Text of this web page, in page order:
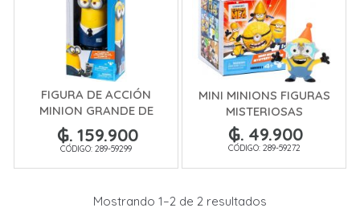
FIGURA DE ACCIÓN
MINION GRANDE DE
20CM
₲. 159.900
CÓDIGO: 289-59299
MINI MINIONS FIGURAS
MISTERIOSAS
₲. 49.900
CÓDIGO: 289-59272
Mostrando 1–2 de 2 resultados